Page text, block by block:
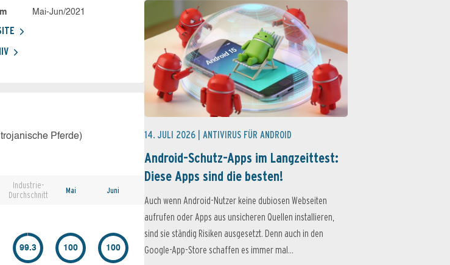
Mai-Jun/2021
Pferde)
Industrie-
Durchschnitt
Mai Juni
99.3 100 100
14. JULI 2026 | ANTIVIRUS FÜR ANDROID
Android-Schutz-Apps im Langzeittest:
Diese Apps sind die besten!
Auch wenn Android-Nutzer keine dubiosen Webseiten
aufrufen oder Apps aus unsicheren Quellen installieren,
sind sie ständig Risiken ausgesetzt. Denn auch in den
Google-App-Store schaffen es immer mal...